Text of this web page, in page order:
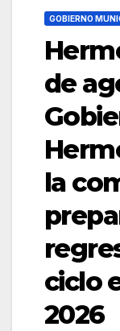
GOBIERNO
de
la
ciclo
2026